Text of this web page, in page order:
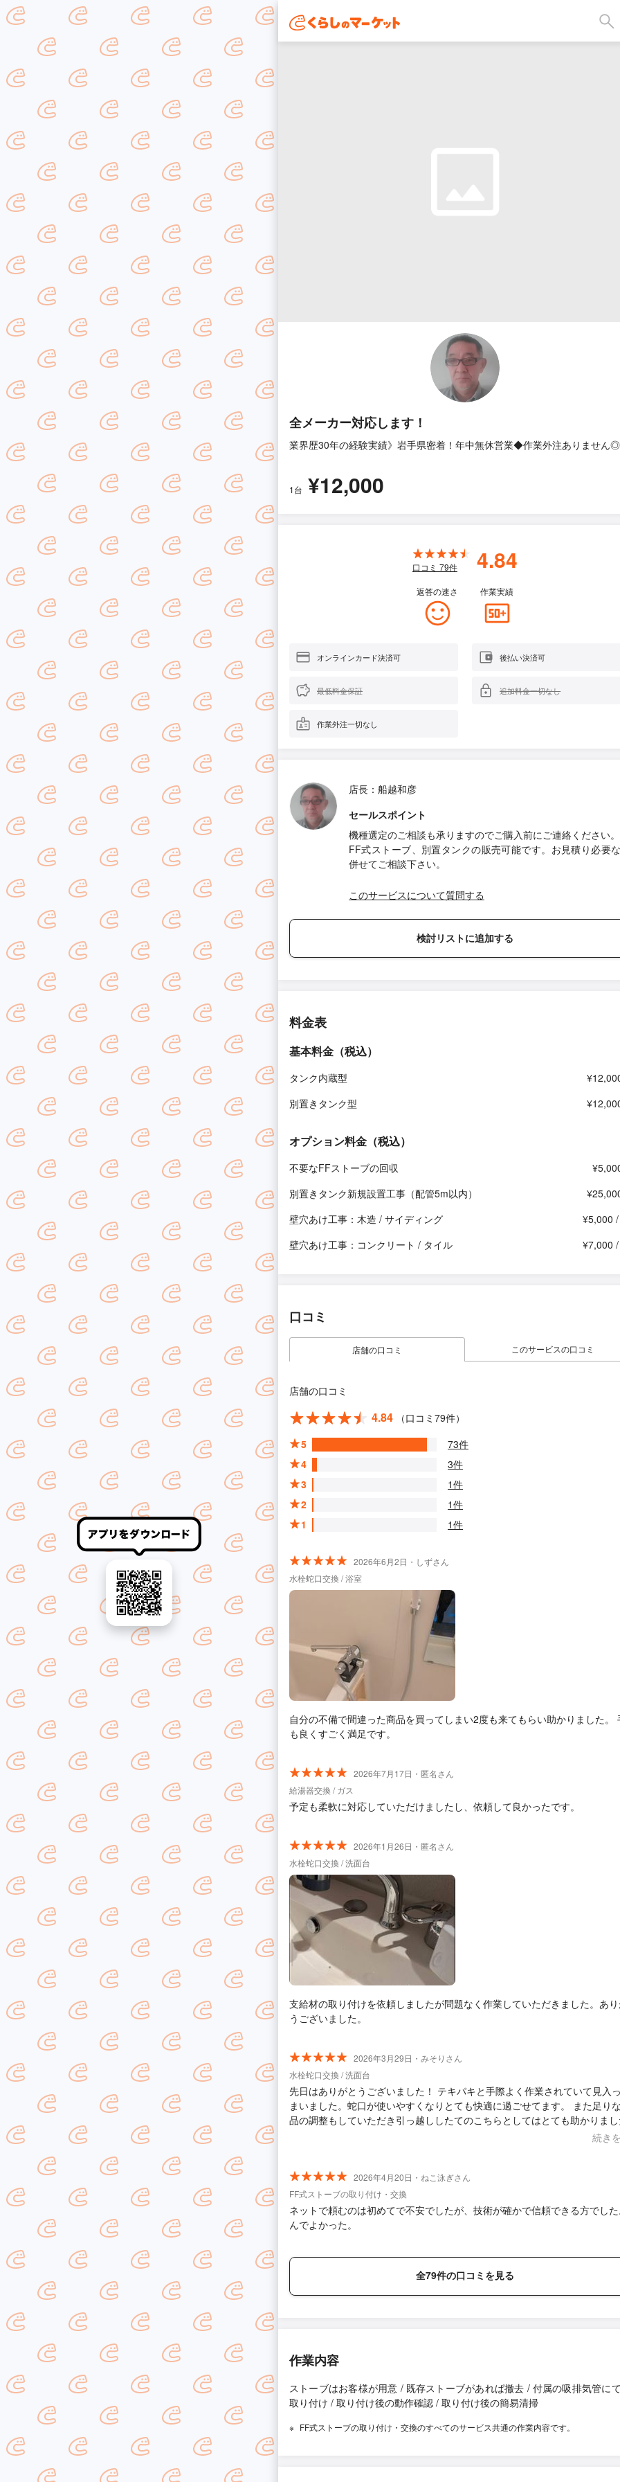
全メーカー対応します！
業界歴30年の経験実績》岩手県密着！年中無休営業◆作業外注ありません◎
1台 ¥12,000
口コミ 79件 4.84
返答の速さ 作業実績
オンラインカード決済可 後払い決済可
最低料金保証 追加料金一切なし
作業外注一切なし
店長：船越和彦
セールスポイント
機種選定のご相談も承りますのでご購入前にご連絡ください。
FF式ストーブ、別置タンクの販売可能です。お見積り必要
併せてご相談下さい。
このサービスについて質問する
検討リストに追加する
料金表
基本料金（税込）
タンク内蔵型
別置きタンク型
オプション料金（税込）
不要なFFストーブの回収
別置きタンク新規設置工事（配管5m以内）
壁穴あけ工事：木造 / サイディング
¥5,000
壁穴あけ工事：コンクリート / タイル
¥7,000
口コミ
店舗の口コミ このサービスの口コミ
店舗の口コミ
4.84
（口コミ79件）
5
73件
4
3件
3
1件
2
1件
1
1件
2026年6月2日・しずさん
水栓蛇口交換 / 浴室
自分の不備で間違った商品を買ってしまい2度も来てもらい助かりました。
も良くすごく満足です。
2026年7月17日・匿名さん
給湯器交換 / ガス
予定も柔軟に対応していただけましたし、依頼して良かったです。
2026年1月26日・匿名さん
水栓蛇口交換 / 洗面台
支給材の取り付けを依頼しましたが問題なく作業していただきました。あ
うございました。
2026年3月29日・みそりさん
水栓蛇口交換 / 洗面台
先日はありがとうございました！ テキパキと手際よく作業されていて見入
まいました。蛇口が使いやすくなりとても快適に過ごせてます。 また足り
品の調整もしていただき引っ越ししたてのこちらとしてはとても助かりま
続き
2026年4月20日・ねこ泳ぎさん
FF式ストーブの取り付け・交換
ネットで頼むのは初めてで不安でしたが、技術が確かで信頼できる方でし
んでよかった。
全79件の口コミを見る
作業内容
ストーブはお客様が用意 / 既存ストーブがあれば撤去 / 付属の吸排気管に
取り付け / 取り付け後の動作確認 / 取り付け後の簡易清掃
FF式ストーブの取り付け・交換のすべてのサービス共通の作業内容です。